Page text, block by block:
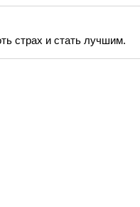
страх и стать лучшим.